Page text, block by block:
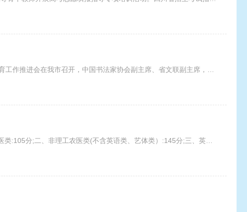
现将我省2024年普通高等学校专升本招生考试成绩最低要求公布如下:一、理工农医类:105分;二、非理工农医类(不含英语类、艺体类）:145分;三、英语类:190分;四、艺体类:115分。